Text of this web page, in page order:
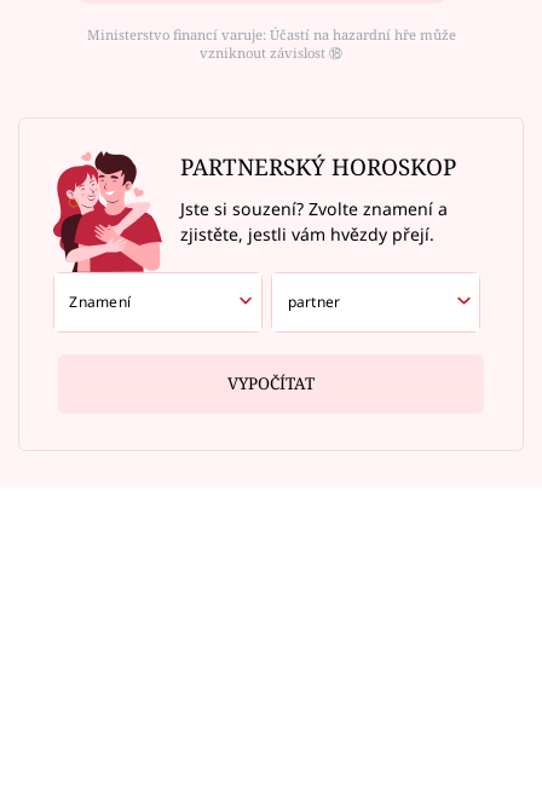
Ministerstvo financí varuje: Účastí na hazardní hře může
vzniknout závislost ⑱
PARTNERSKÝ HOROSKOP
Jste si souzení? Zvolte znamení a
zjistěte, jestli vám hvězdy přejí.
VYPOČÍTAT